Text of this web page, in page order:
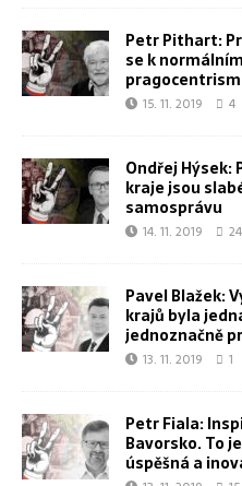
Petr Pithart:
se k
15. 11. 2019 4
Ondřej Hýsek:
kraje jsou
samosprávu
14. 11. 2019 24
Pavel Blažek:
krajů byla
jednoznačně
13. 11. 2019 1
Petr Fiala:
Bavorsko. To
úspěšná a